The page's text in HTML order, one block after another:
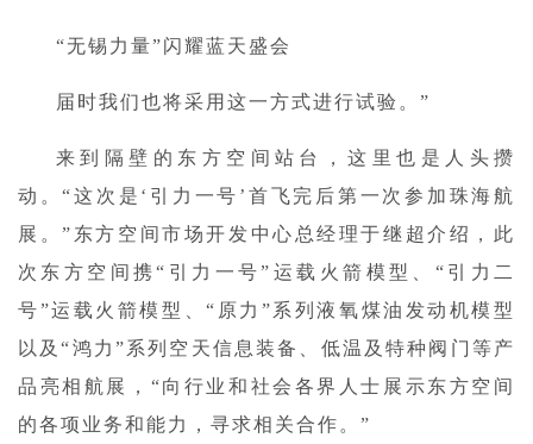
“无锡力量”闪耀蓝天盛会
届时我们也将采用这一方式进行试验。”
来到隔壁的东方空间站台，这里也是人头攒
动。“这次是‘引力一号’首飞完后第一次参加珠海航
展。”东方空间市场开发中心总经理于继超介绍，此
次东方空间携“引力一号”运载火箭模型、“引力二
号”运载火箭模型、“原力”系列液氧煤油发动机模型
以及“鸿力”系列空天信息装备、低温及特种阀门等产
品亮相航展，“向行业和社会各界人士展示东方空间
的各项业务和能力，寻求相关合作。”